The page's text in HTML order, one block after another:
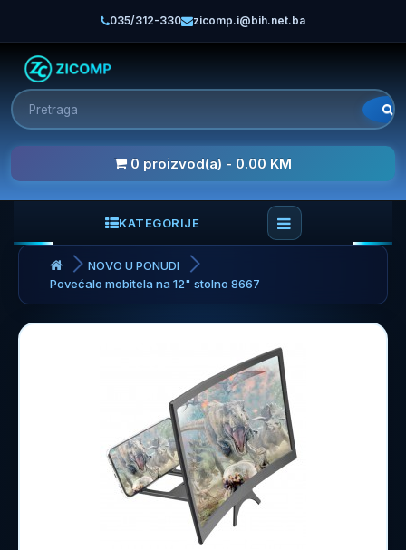
035/312-330 zicomp.i@bih.net.ba
0 proizvod(a) - 0.00 KM
KATEGORIJE
NOVO U PONUDI
Povećalo mobitela na 12" stolno 8667